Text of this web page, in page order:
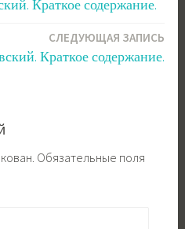
Краткое содержание.
СЛЕДУЮЩАЯ ЗАПИСЬ
Краткое содержание.
Обязательные поля